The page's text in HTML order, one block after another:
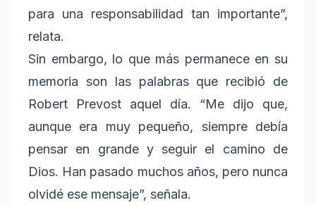
para una responsabilidad tan importante”,
relata.
Sin embargo, lo que más permanece en su
memoria son las palabras que recibió de
Robert Prevost aquel día. “Me dijo que,
aunque era muy pequeño, siempre debía
pensar en grande y seguir el camino de
Dios. Han pasado muchos años, pero nunca
olvidé ese mensaje”, señala.